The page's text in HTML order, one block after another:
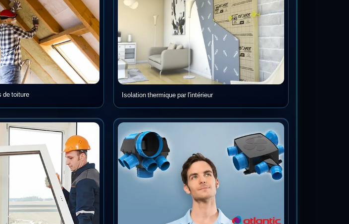
de toiture Isolation thermique par l'intérieur